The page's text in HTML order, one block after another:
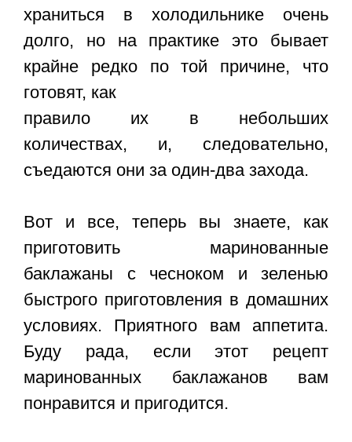
храниться в холодильнике очень
долго, но на практике это бывает
крайне редко по той причине, что
готовят, как
правило их в небольших
количествах, и, следовательно,
съедаются они за один-два захода.
Вот и все, теперь вы знаете, как
приготовить маринованные
баклажаны с чесноком и зеленью
быстрого приготовления в домашних
условиях. Приятного вам аппетита.
Буду рада, если этот рецепт
маринованных баклажанов вам
понравится и пригодится.